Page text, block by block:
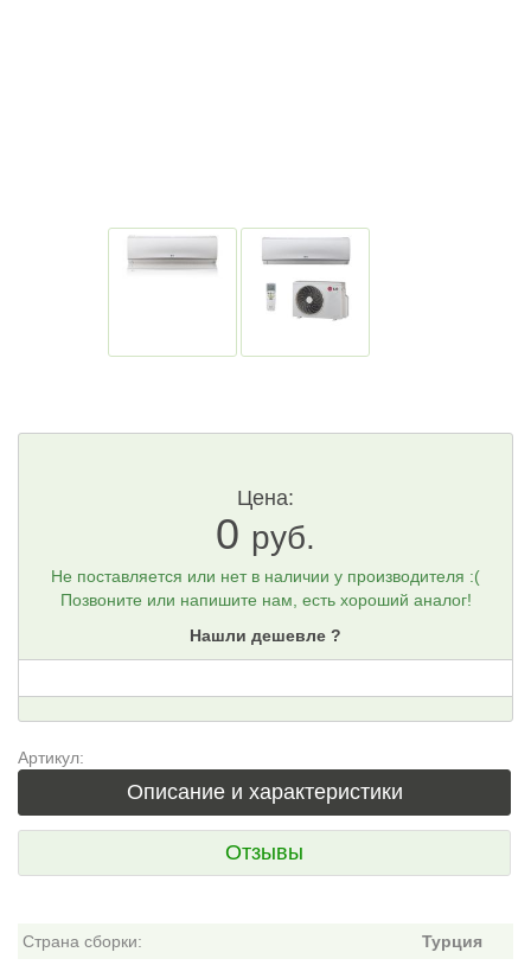
Цена:
0 руб.
Не поставляется или нет в наличии у производителя :(
Позвоните или напишите нам, есть хороший аналог!
Нашли дешевле ?
Артикул:
Описание и характеристики
Отзывы
Страна сборки:
Турция